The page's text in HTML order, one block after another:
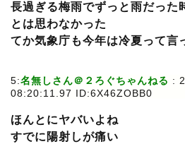
長過ぎる梅雨でずっと雨だった
とは思わなかった
てか気象庁も今年は冷夏って言
5:名無しさん＠２ろぐちゃんねる :
08:20:11.97 ID:6X46ZOBB0
ほんとにヤバいよね
すでに陽射しが痛い